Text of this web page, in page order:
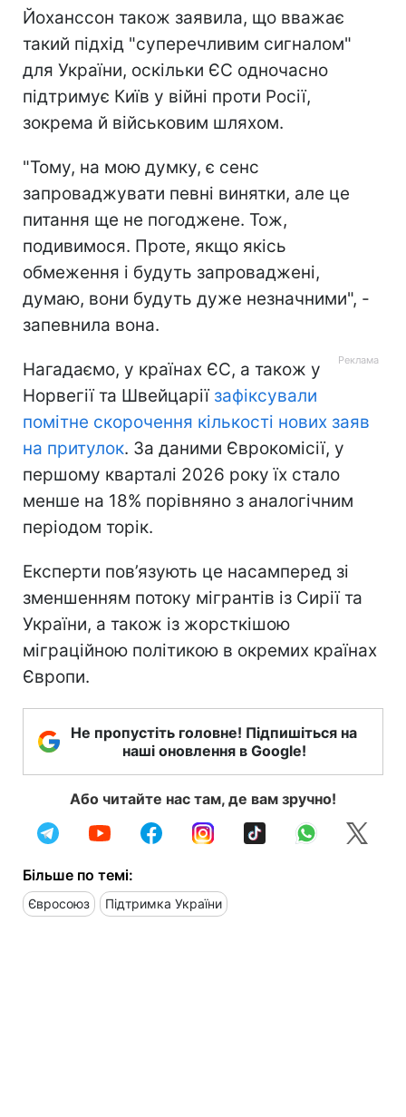
Йоханссон також заявила, що вважає
такий підхід "суперечливим сигналом"
для України, оскільки ЄС одночасно
підтримує Київ у війні проти Росії,
зокрема й військовим шляхом.
"Тому, на мою думку, є сенс
запроваджувати певні винятки, але це
питання ще не погоджене. Тож,
подивимося. Проте, якщо якісь
обмеження і будуть запроваджені,
думаю, вони будуть дуже незначними", -
запевнила вона.
Нагадаємо, у країнах ЄС, а також у
Норвегії та Швейцарії зафіксували
помітне скорочення кількості нових заяв
на притулок. За даними Єврокомісії, у
першому кварталі 2026 року їх стало
менше на 18% порівняно з аналогічним
періодом торік.
Експерти пов’язують це насамперед зі
зменшенням потоку мігрантів із Сирії та
України, а також із жорсткішою
міграційною політикою в окремих країнах
Європи.
Не пропустіть головне! Підпишіться на
наші оновлення в Google!
Або читайте нас там, де вам зручно!
Більше по темі:
Євросоюз Підтримка України